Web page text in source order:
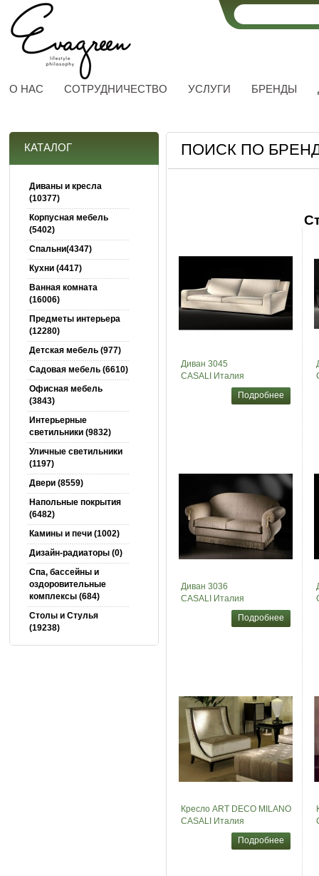
О НАС СОТРУДНИЧЕСТВО УСЛУГИ БРЕНДЫ
КАТАЛОГ
Диваны и кресла
(10377)
Корпусная мебель
(5402)
Спальни(4347)
Кухни (4417)
Ванная комната
(16006)
Предметы интерьера
(12280)
Детская мебель (977)
Садовая мебель (6610)
Офисная мебель
(3843)
Интерьерные
светильники (9832)
Уличные светильники
(1197)
Двери (8559)
Напольные покрытия
(6482)
Камины и печи (1002)
Дизайн-радиаторы (0)
Спа, бассейны и
оздоровительные
комплексы (684)
Столы и Cтулья
(19238)
ПОИСК ПО
Диван 3045
CASALI Италия
Подробнее
Диван 3036
CASALI Италия
Подробнее
Кресло ART DECO MILANO
CASALI Италия
Подробнее